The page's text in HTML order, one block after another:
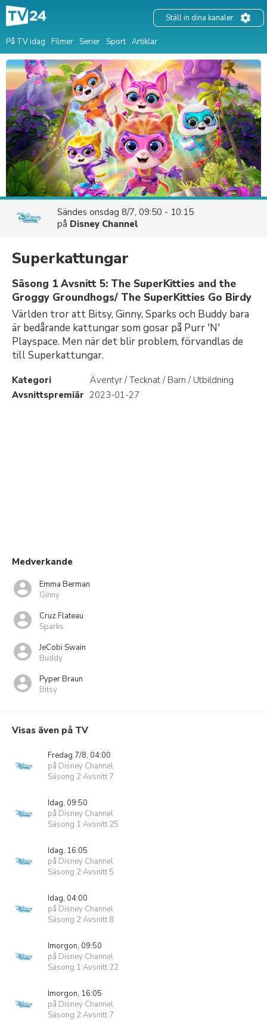
På TV idag Filmer Serier Sport Artiklar
Ställ in dina kanaler
Sändes onsdag 8/7, 09:50 - 10:15
på Disney Channel
Superkattungar
Säsong 1 Avsnitt 5: The SuperKitties and the
Groggy Groundhogs/ The SuperKitties Go Birdy
Världen tror att Bitsy, Ginny, Sparks och Buddy bara
är bedårande kattungar som gosar på Purr 'N'
Playspace. Men när det blir problem, förvandlas de
till Superkattungar.
Kategori
Äventyr / Tecknat / Barn / Utbildning
Avsnittspremiär 2023-01-27
Medverkande
Emma Berman
Ginny
Cruz Flateau
Sparks
JeCobi Swain
Buddy
Pyper Braun
Bitsy
Visas även på TV
Fredag 7/8, 04:00
på Disney Channel
Säsong 2 Avsnitt 7
Idag, 09:50
på Disney Channel
Säsong 1 Avsnitt 25
Idag, 16:05
på Disney Channel
Säsong 2 Avsnitt 5
Idag, 04:00
på Disney Channel
Säsong 2 Avsnitt 8
Imorgon, 09:50
på Disney Channel
Säsong 1 Avsnitt 22
Imorgon, 16:05
på Disney Channel
Säsong 2 Avsnitt 7